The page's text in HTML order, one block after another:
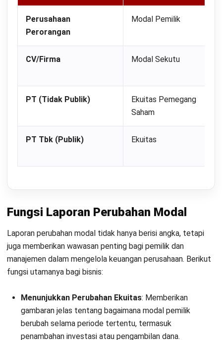
yang relevan seperti neraca dan laporan laba rugi dari
periode sebelumnya.
Tentukan saldo awal modal:Catat jumlah modal yang
ada pada awal periode akuntansi, yang dapat Anda
Identifikasi penambahan modal:Masukkan informasi
tentang kontribusi tambahan modal, seperti hasil dari
penjualan saham baru atau investasi tambahan oleh
pemilik.
Catat pengurangan modal:
Hitung laba atau rugi bersih:Masukkan laba atau rugi
akuntansi dari laporan laba rugi.
Tulis pembagian dividen:Catat jumlah dividen yang
perusahaan umumkan dan akan bagikan kepada
pemegang saham selama periode akuntansi.
Tambahkan penyesuaian dan koreksi:
kesalahan dari periode akuntansi sebelumnya jika ada.
Hitung saldo akhir modal:Hitung saldo modal pada
akhir periode dengan menjumlahkan saldo awal,